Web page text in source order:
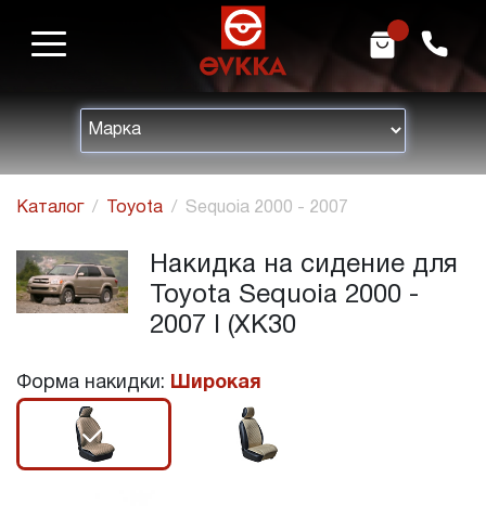
h m
Каталог Toyota Sequoia 2000 - 2007
Накидка на сидение для
Toyota Sequoia 2000 -
2007 I (XK30
Форма накидки: Широкая
r